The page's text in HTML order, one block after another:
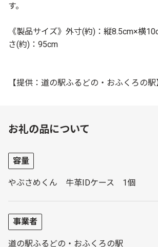
す。
《製品サイズ》外寸(約)：縦8.5cm×横
さ(約)：95cm
【提供：道の駅ふるどの・おふくろの駅
お礼の品について
容量
やぶさめくん 牛革IDケース 1個
事業者
道の駅ふるどの・おふくろの駅